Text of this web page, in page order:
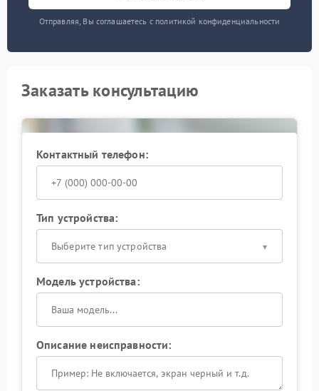
Отправляя, Вы соглашаетесь с политикой конфиденциальности
Заказать консультацию
Контактный телефон:
Тип устройства:
Выберите тип устройства
Модель устройства:
Описание неисправности: